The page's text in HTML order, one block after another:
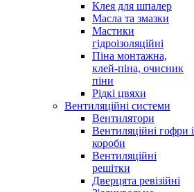
Клея для шпалер
Масла та змазки
Мастики
гідроізоляційні
Піна монтажна,
клей-піна, очисник
піни
Рідкі цвяхи
Вентиляційні системи
Вентилятори
Вентиляційні гофри і
короби
Вентиляційні
решітки
Дверцята ревізійні